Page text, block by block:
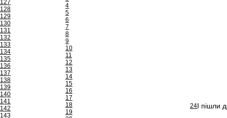
127
128
129
130
131
132
133
134
135
136
137
138
139
140
141
142
143
4
5
6
7
8
9
10
11
12
13
14
15
16
17
18
19
24І пішли